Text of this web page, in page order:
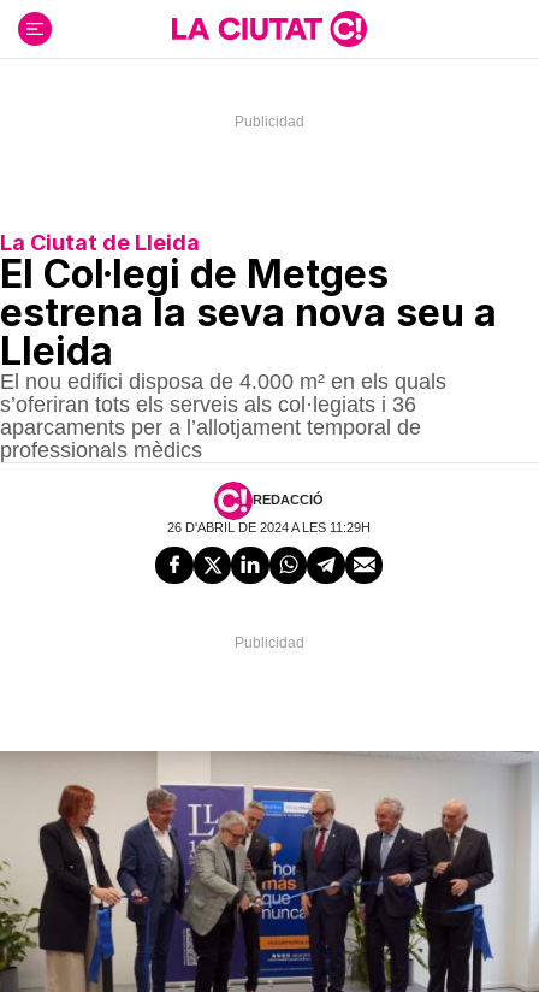
contenido
La Ciutat de Lleida
El Col·legi de Metges
estrena la seva nova seu a
Lleida
El nou edifici disposa de 4.000 m² en els quals
s’oferiran tots els serveis als col·legiats i 36
aparcaments per a l’allotjament temporal de
professionals mèdics
REDACCIÓ
26 D'ABRIL DE 2024 A LES 11:29H